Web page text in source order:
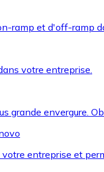
ramp et d'off-ramp
votre entreprise.
grande envergure.
entreprise et